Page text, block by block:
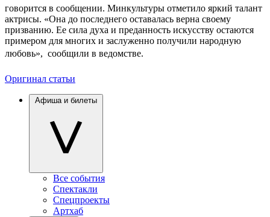
говорится в сообщении. Минкультуры отметило яркий талант
актрисы. «Она до последнего оставалась верна своему
призванию. Ее сила духа и преданность искусству остаются
примером для многих и заслуженно получили народную
любовь»,  сообщили в ведомстве.
Оригинал статьи
Афиша и билеты
Все события
Спектакли
Спецпроекты
Артхаб